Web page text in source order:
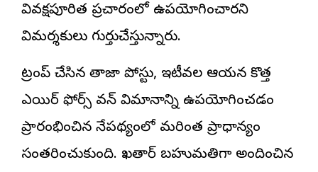
వివక్షపూరిత ప్రచారంలో ఉపయోగించారని
విమర్శకులు గుర్తుచేస్తున్నారు.
ట్రంప్ చేసిన తాజా పోస్టు, ఇటీవల ఆయన కొత్త
ఎయిర్ ఫోర్స్ వన్ విమానాన్ని ఉపయోగించడం
ప్రారంభించిన నేపథ్యంలో మరింత ప్రాధాన్యం
సంతరించుకుంది. ఖతార్ బహుమతిగా అందించిన